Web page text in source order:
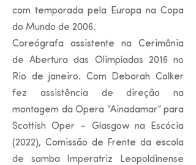
com temporada pela Europa na Copa
do Mundo de 2006.
Coreógrafa assistente na Cerimônia
de Abertura das Olimpíadas 2016 no
Rio de janeiro. Com Deborah Colker
fez assistência de direção na
montagem da Opera “Ainadamar” para
Scottish Oper – Glasgow na Escócia
(2022), Comissão de Frente da escola
de samba Imperatriz Leopoldinense